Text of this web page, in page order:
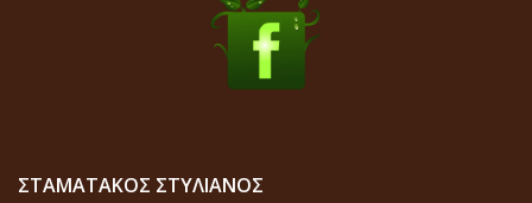
ΣΤΑΜΑΤΑΚΟΣ ΣΤΥΛΙΑΝΟΣ